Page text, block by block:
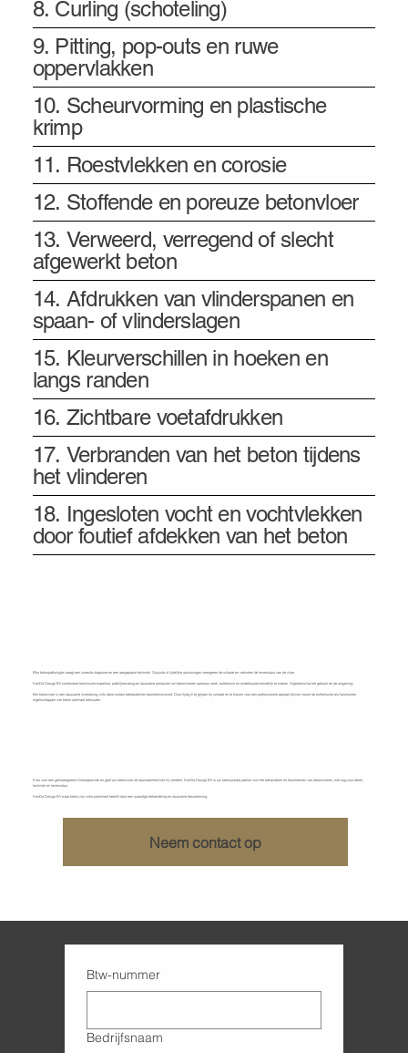
8. Curling (schoteling)
9. Pitting, pop-outs en ruwe
oppervlakken
10. Scheurvorming en plastische
krimp
11. Roestvlekken en corosie
12. Stoffende en poreuze betonvloer
13. Verweerd, verregend of slecht
afgewerkt beton
14. Afdrukken van vlinderspanen en
spaan- of vlinderslagen
15. Kleurverschillen in hoeken en
langs randen
16. Zichtbare voetafdrukken
17. Verbranden van het beton tijdens
het vlinderen
18. Ingesloten vocht en vochtvlekken
door foutief afdekken van het beton
Elke betonpathologie vraagt een correcte diagnose en een aangepaste techniek. Onjuiste of tijdelijke oplossingen verergeren de schade en verkorten de levensduur van de vloer.
KenDa Design BV combineert technische expertise, praktijkervaring en duurzame producten om betonvloeren opnieuw sterk, esthetisch en onderhoudsvriendelijk te maken. Afgestemd op het gebruik en de omgeving.
Een betonvloer is een duurzame investering, mits deze correct behandeld en beschermd wordt. Door tijdig in te grijpen bij schade en te kiezen voor een professionele aanpak blijven zowel de esthetische als functionele
eigenschappen van beton optimaal behouden.
Kies voor een geïmpregneerd vloeroppervlak en geef uw betonvloer de duurzaamheid die hij verdient. KenDa Design BV is uw betrouwbare partner voor het behandelen en beschermen van betonvloeren, met oog voor detail,
techniek en levensduur.
KenDa Design BV waar beton zijn volle potentieel bereikt door een waardige behandeling en duurzame bescherming.
Neem contact op
Btw-nummer
Bedrijfsnaam